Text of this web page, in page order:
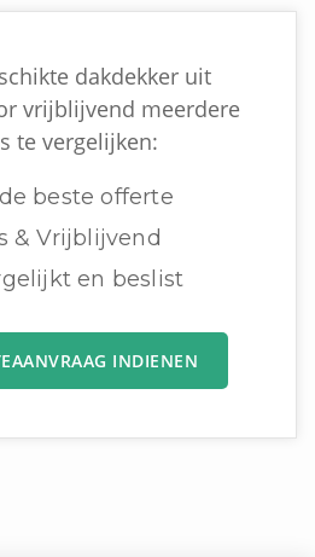
dakdekker uit
vrijblijvend meerdere
te vergelijken:
beste offerte
& Vrijblijvend
en beslist
INDIENEN